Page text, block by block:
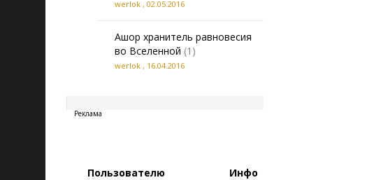
werlok , 02.05.2016
Ашор хранитель равновесия
во Вселенной (1)
werlok , 16.04.2016
Реклама
Пользователю Инфо